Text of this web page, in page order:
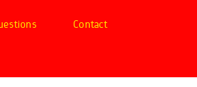
Contact